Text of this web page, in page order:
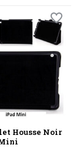
Housse Noir